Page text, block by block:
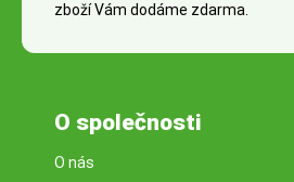
zboží Vám dodáme zdarma.
O společnosti
O nás